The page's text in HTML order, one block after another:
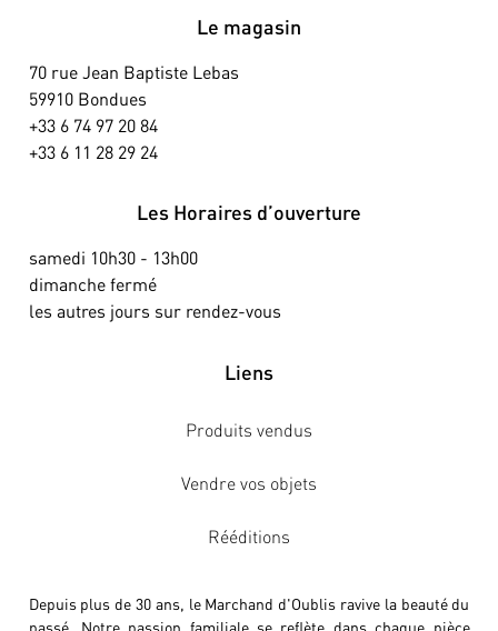
Le magasin
70 rue Jean Baptiste Lebas
59910 Bondues
+33 6 74 97 20 84
+33 6 11 28 29 24
Les Horaires d’ouverture
samedi 10h30 - 13h00
dimanche fermé
les autres jours sur rendez-vous
Liens
Produits vendus
Vendre vos objets
Rééditions
Depuis plus de 30 ans, le Marchand d'Oublis ravive la beauté du
passé. Notre passion familiale se reflète dans chaque pièce